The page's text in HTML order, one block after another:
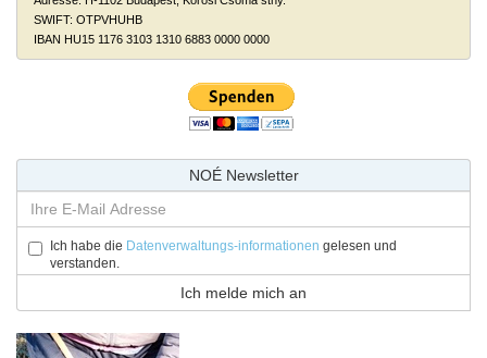
SWIFT: OTPVHUHB
IBAN HU15 1176 3103 1310 6883 0000 0000
NOÉ Newsletter
Ich habe die Datenverwaltungs-informationen gelesen und
verstanden.